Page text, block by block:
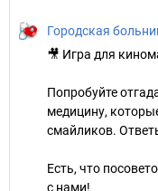
Городская
🎥 Игра для
Попробуйте
медицину,
смайликов.
Есть, что
с нами!